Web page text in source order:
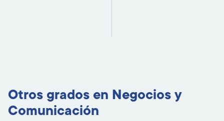
Otros grados en Negocios y
Comunicación